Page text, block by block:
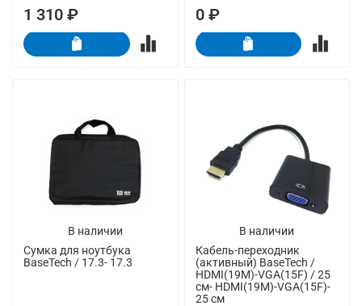
1 310 ₽ 0 ₽
В наличии
Сумка для ноутбука
BaseTech / 17.3- 17.3
В наличии
Кабель-переходник
(активный) BaseTech /
HDMI(19M)-VGA(15F) / 25
см- HDMI(19M)-VGA(15F)-
25 см